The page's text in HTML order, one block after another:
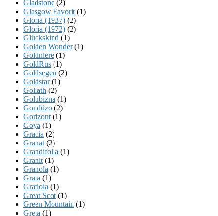
Gladstone (2)
Glasgow Favorit (1)
Gloria (1937) (2)
Gloria (1972) (2)
Glückskind (1)
Golden Wonder(1)
Goldniere (1)
GoldRus (1)
Goldsegen (2)
Goldstar(1)
Goliath (2)
Golubizna (1)
Gondüzo (2)
Gorizont (1)
Goya (1)
Gracia (2)
Granat (2)
Grandifolia (1)
Granit (1)
Granola (1)
Grata (1)
Gratiola (1)
Great Scot (1)
Green Mountain (1)
Greta (1)